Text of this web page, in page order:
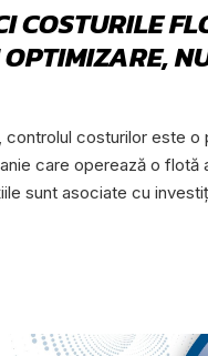
COSTURILE
controlul costurilor este o
care operează o flotă
sunt asociate cu